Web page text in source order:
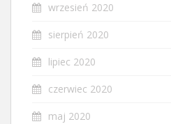
wrzesień 2020
sierpień 2020
lipiec 2020
czerwiec 2020
maj 2020